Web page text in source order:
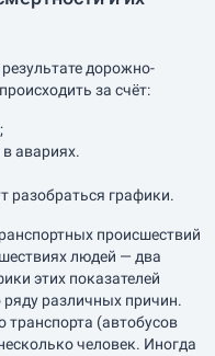
дорожно-
за счёт:
авариях.
разобраться графики.
происшествий
людей — два
этих показателей
ряду различных причин.
транспорта (автобусов
человек. Иногда